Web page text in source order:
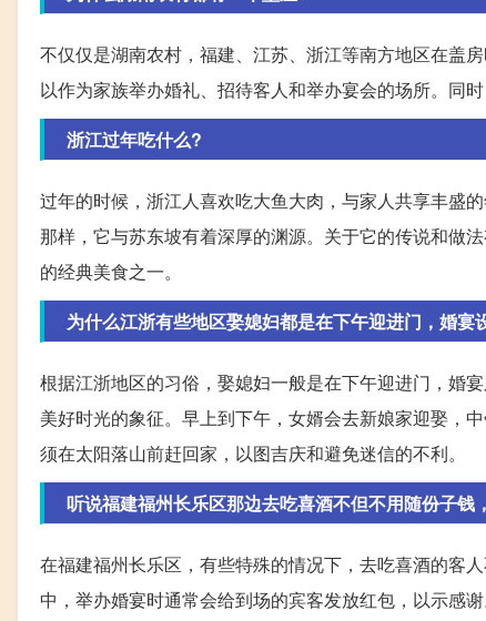
不仅仅是湖南农村，福建、江苏、浙江等南方地区在盖
以作为家族举办婚礼、招待客人和举办宴会的场所。同
浙江过年吃什么?
过年的时候，浙江人喜欢吃大鱼大肉，与家人共享丰盛
那样，它与苏东坡有着深厚的渊源。关于它的传说和做
的经典美食之一。
为什么江浙有些地区娶媳妇都是在下午迎进门，婚宴
根据江浙地区的习俗，娶媳妇一般是在下午迎进门，婚
美好时光的象征。早上到下午，女婿会去新娘家迎娶，
须在太阳落山前赶回家，以图吉庆和避免迷信的不利。
听说福建福州长乐区那边去吃喜酒不但不用随份子钱
在福建福州长乐区，有些特殊的情况下，去吃喜酒的客
中，举办婚宴时通常会给到场的宾客发放红包，以示感